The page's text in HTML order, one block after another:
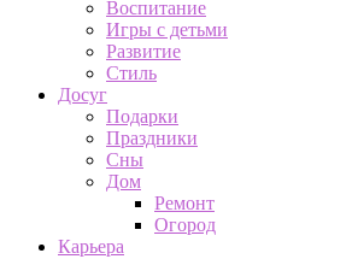
Воспитание
Игры с детьми
Развитие
Стиль
Досуг
Подарки
Праздники
Сны
Дом
Ремонт
Огород
Карьера